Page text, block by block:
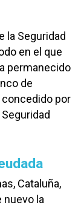
la Seguridad
en el que
permanecido
de
concedido por
Cataluña,
nuevo la